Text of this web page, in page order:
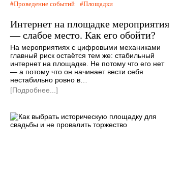
Проведение событий Площадки
Интернет на площадке мероприятия
— слабое место. Как его обойти?
На мероприятиях с цифровыми механиками
главный риск остаётся тем же: стабильный
интернет на площадке. Не потому что его нет
— а потому что он начинает вести себя
нестабильно ровно в…
[Подробнее...]